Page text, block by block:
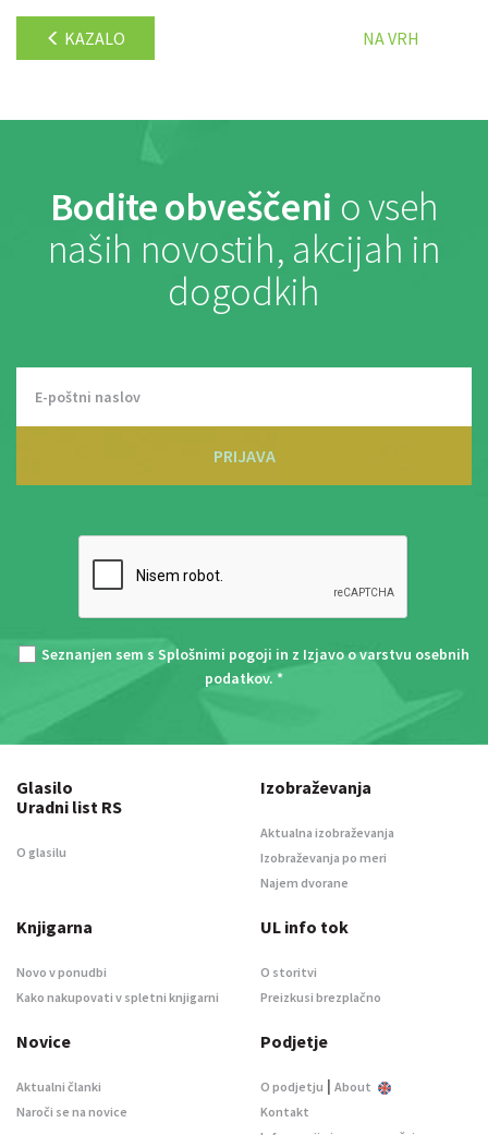
KAZALO NA VRH
Bodite obveščeni o vseh
naših novostih, akcijah in
dogodkih
PRIJAVA
Seznanjen sem s Splošnimi pogoji in z Izjavo o varstvu osebnih
podatkov. *
Glasilo
Uradni list RS
O glasilu
Izobraževanja
Aktualna izobraževanja
Izobraževanja po meri
Najem dvorane
Knjigarna
Novo v ponudbi
Kako nakupovati v spletni knjigarni
UL info tok
O storitvi
Preizkusi brezplačno
Novice
Aktualni članki
Naroči se na novice
Podjetje
O podjetju | About
Kontakt